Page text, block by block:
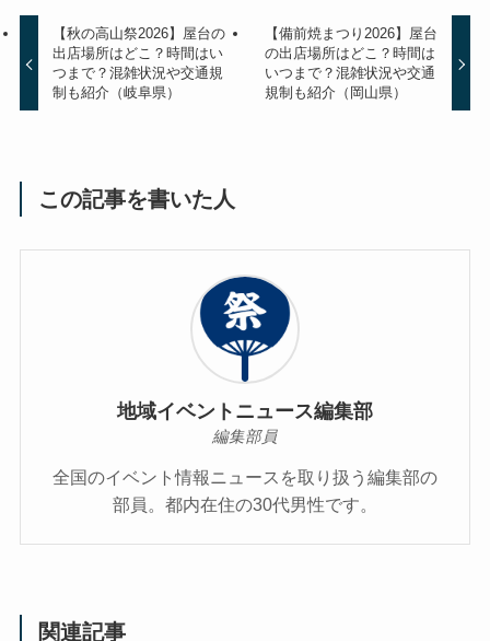
【秋の高山祭2026】屋台の
出店場所はどこ？時間はい
つまで？混雑状況や交通規
制も紹介（岐阜県）
【備前焼まつり2026】屋台
の出店場所はどこ？時間は
いつまで？混雑状況や交通
規制も紹介（岡山県）
この記事を書いた人
地域イベントニュース編集部
編集部員
全国のイベント情報ニュースを取り扱う編集部の
部員。都内在住の30代男性です。
関連記事